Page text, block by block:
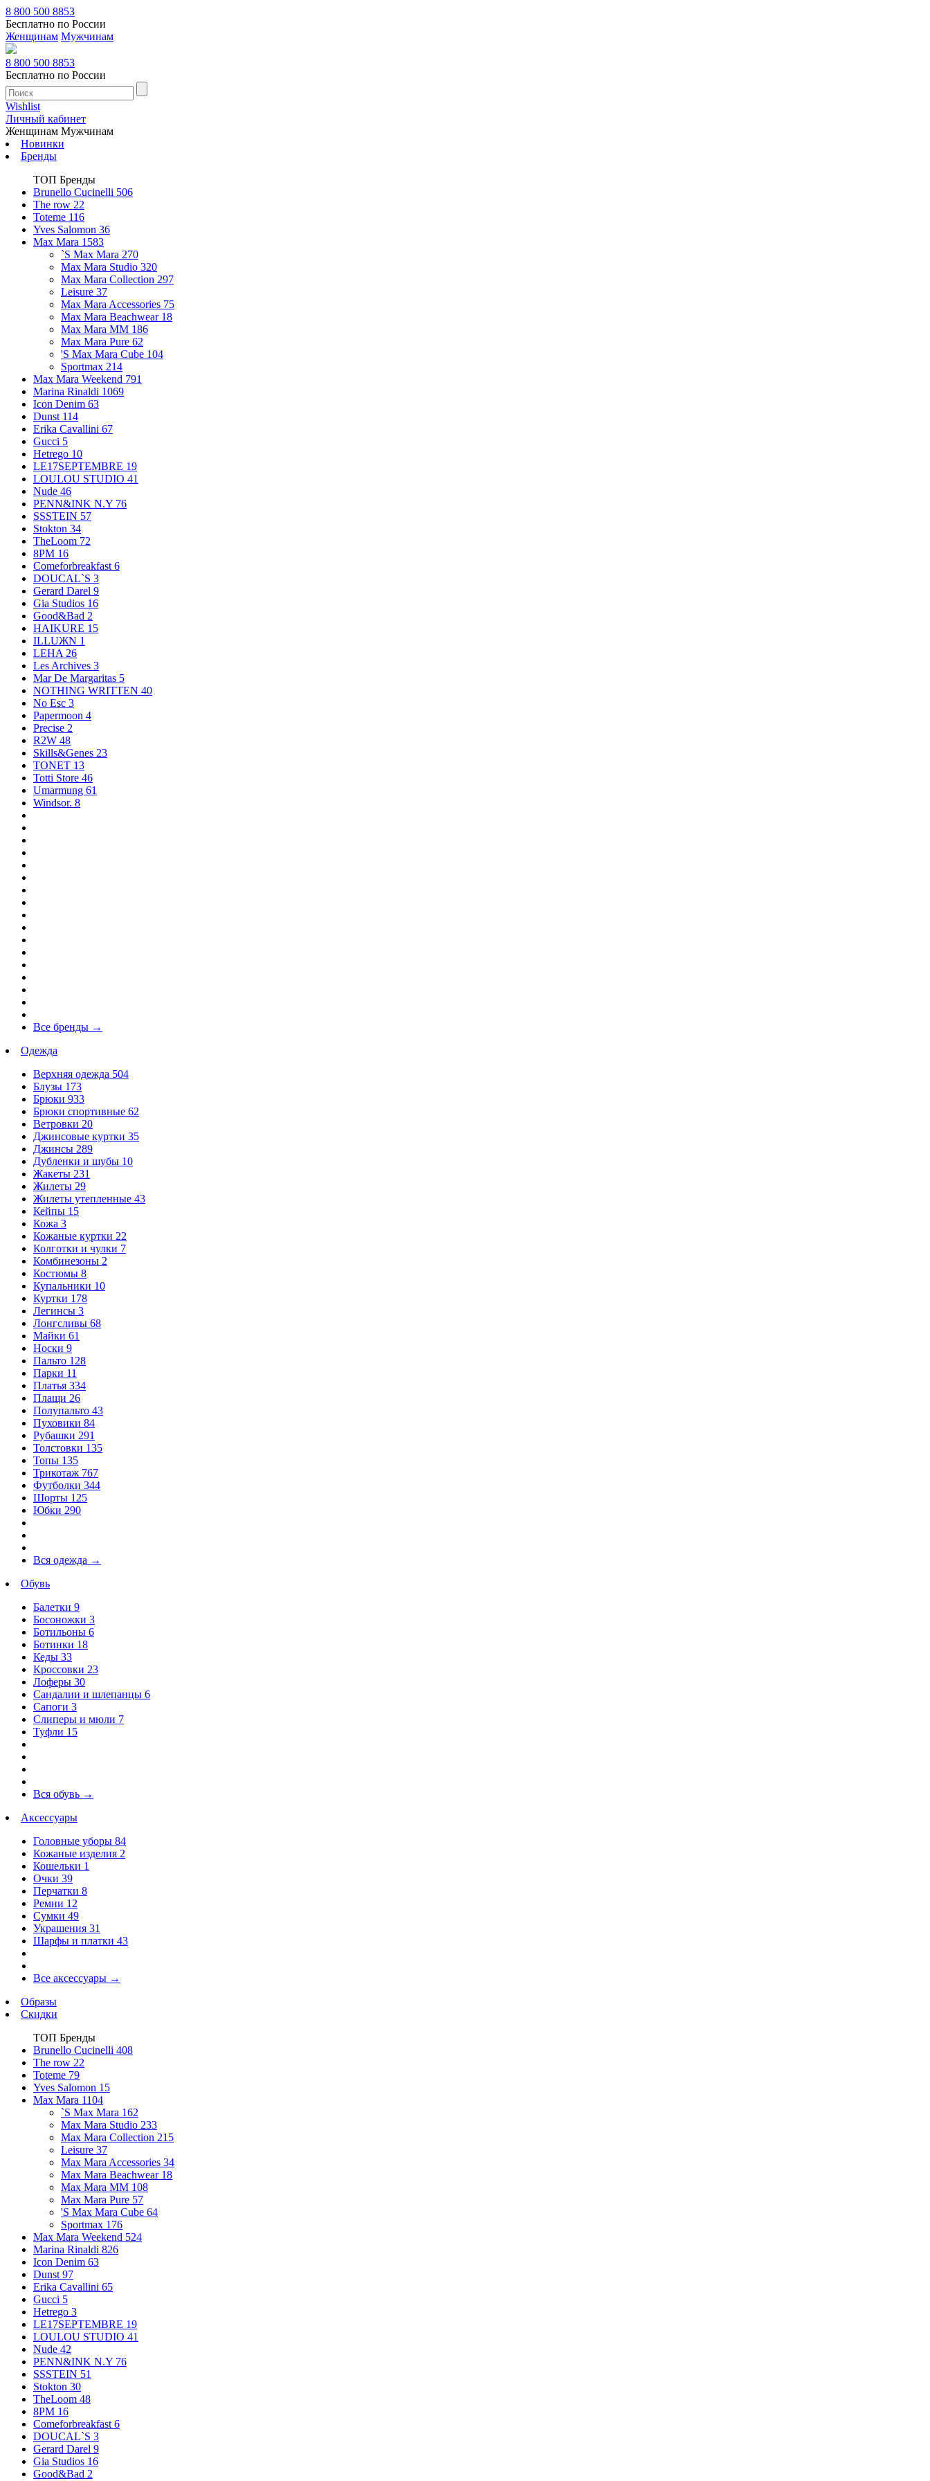
8 800 500 8853
Бесплатно по России
Женщинам Мужчинам
8 800 500 8853
Бесплатно по России
Wishlist
Личный кабинет
Женщинам Мужчинам
Новинки
Бренды
ТОП Бренды
Brunello Cucinelli 506
The row 22
Toteme 116
Yves Salomon 36
Max Mara 1583
`S Max Mara 270
Max Mara Studio 320
Max Mara Collection 297
Leisure 37
Max Mara Accessories 75
Max Mara Beachwear 18
Max Mara MM 186
Max Mara Pure 62
'S Max Mara Cube 104
Sportmax 214
Max Mara Weekend 791
Marina Rinaldi 1069
Icon Denim 63
Dunst 114
Erika Cavallini 67
Gucci 5
Hetrego 10
LE17SEPTEMBRE 19
LOULOU STUDIO 41
Nude 46
PENN&INK N.Y 76
SSSTEIN 57
Stokton 34
TheLoom 72
8PM 16
Comeforbreakfast 6
DOUCAL`S 3
Gerard Darel 9
Gia Studios 16
Good&Bad 2
HAIKURE 15
ILLUЖN 1
LEHA 26
Les Archives 3
Mar De Margaritas 5
NOTHING WRITTEN 40
No Esc 3
Papermoon 4
Precise 2
R2W 48
Skills&Genes 23
TONET 13
Totti Store 46
Umarmung 61
Windsor. 8
Все бренды →
Одежда
Верхняя одежда 504
Блузы 173
Брюки 933
Брюки спортивные 62
Ветровки 20
Джинсовые куртки 35
Джинсы 289
Дубленки и шубы 10
Жакеты 231
Жилеты 29
Жилеты утепленные 43
Кейпы 15
Кожа 3
Кожаные куртки 22
Колготки и чулки 7
Комбинезоны 2
Костюмы 8
Купальники 10
Куртки 178
Легинсы 3
Лонгсливы 68
Майки 61
Носки 9
Пальто 128
Парки 11
Платья 334
Плащи 26
Полупальто 43
Пуховики 84
Рубашки 291
Толстовки 135
Топы 135
Трикотаж 767
Футболки 344
Шорты 125
Юбки 290
Вся одежда →
Обувь
Балетки 9
Босоножки 3
Ботильоны 6
Ботинки 18
Кеды 33
Кроссовки 23
Лоферы 30
Сандалии и шлепанцы 6
Сапоги 3
Слиперы и мюли 7
Туфли 15
Вся обувь →
Аксессуары
Головные уборы 84
Кожаные изделия 2
Кошельки 1
Очки 39
Перчатки 8
Ремни 12
Сумки 49
Украшения 31
Шарфы и платки 43
Все аксессуары →
Образы
Скидки
ТОП Бренды
Brunello Cucinelli 408
The row 22
Toteme 79
Yves Salomon 15
Max Mara 1104
`S Max Mara 162
Max Mara Studio 233
Max Mara Collection 215
Leisure 37
Max Mara Accessories 34
Max Mara Beachwear 18
Max Mara MM 108
Max Mara Pure 57
'S Max Mara Cube 64
Sportmax 176
Max Mara Weekend 524
Marina Rinaldi 826
Icon Denim 63
Dunst 97
Erika Cavallini 65
Gucci 5
Hetrego 3
LE17SEPTEMBRE 19
LOULOU STUDIO 41
Nude 42
PENN&INK N.Y 76
SSSTEIN 51
Stokton 30
TheLoom 48
8PM 16
Comeforbreakfast 6
DOUCAL`S 3
Gerard Darel 9
Gia Studios 16
Good&Bad 2